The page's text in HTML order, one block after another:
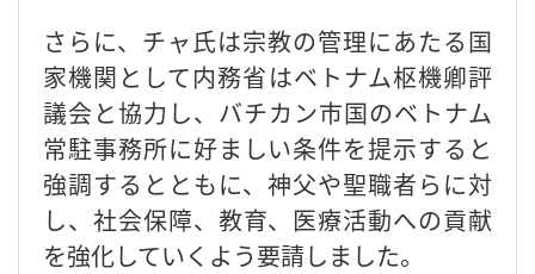
さらに、チャ氏は宗教の管理にあたる国
家機関として内務省はベトナム枢機卿評
議会と協力し、バチカン市国のベトナム
常駐事務所に好ましい条件を提示すると
強調するとともに、神父や聖職者らに対
し、社会保障、教育、医療活動への貢献
を強化していくよう要請しました。